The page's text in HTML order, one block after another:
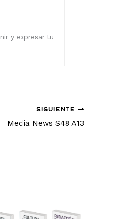
y expresar tu
SIGUIENTE
Media News S48 A13